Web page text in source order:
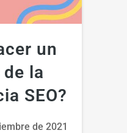
un
la
SEO?
de 2021